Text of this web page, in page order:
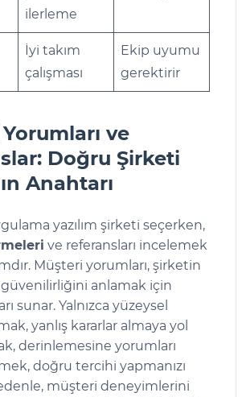
ilerleme
İyi takım
çalışması
Ekip uyumu
gerektirir
ve
Doğru Şirketi
Anahtarı
yazılım şirketi seçerken,
ve referansları incelemek
Müşteri yorumları, şirketin
anlamak için
sunar. Yalnızca yüzeysel
yanlış kararlar almaya yol
derinlemesine yorumları
doğru tercihi yapmanızı
müşteri deneyimlerini